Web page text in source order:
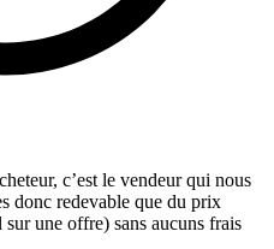
c’est le vendeur qui nous
donc redevable que du prix
une offre) sans aucuns frais